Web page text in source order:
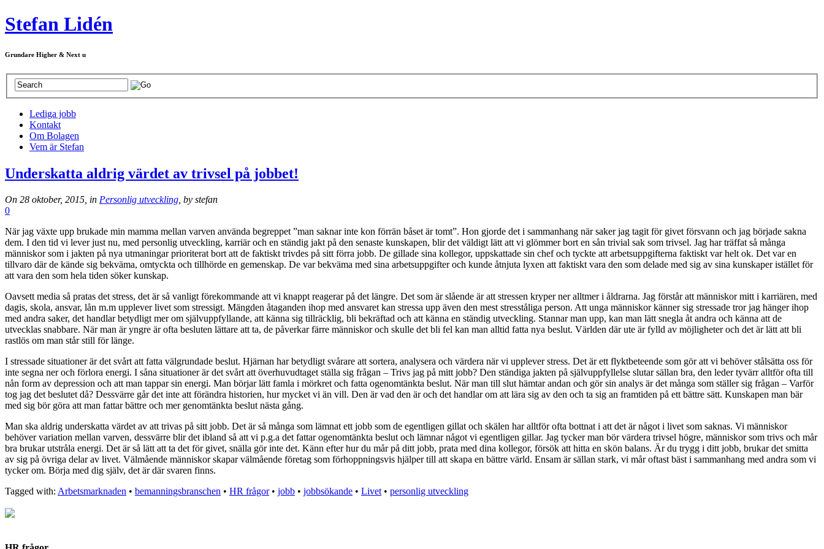
Stefan Lidén
Grundare Higher & Next u
Lediga jobb
Kontakt
Om Bolagen
Vem är Stefan
Underskatta aldrig värdet av trivsel på jobbet!
On 28 oktober, 2015, in Personlig utveckling , by stefan
0
När jag växte upp brukade min mamma mellan varven använda begreppet ”man saknar inte kon förrän båset är tomt”. Hon gjorde det i sammanhang när saker jag tagit för givet försvann och jag började sakna
dem. I den tid vi lever just nu, med personlig utveckling, karriär och en ständig jakt på den senaste kunskapen, blir det väldigt lätt att vi glömmer bort en sån trivial sak som trivsel. Jag har träffat så många
människor som i jakten på nya utmaningar prioriterat bort att de faktiskt trivdes på sitt förra jobb. De gillade sina kollegor, uppskattade sin chef och tyckte att arbetsuppgifterna faktiskt var helt ok. Det var en
tillvaro där de kände sig bekväma, omtyckta och tillhörde en gemenskap. De var bekväma med sina arbetsuppgifter och kunde åtnjuta lyxen att faktiskt vara den som delade med sig av sina kunskaper istället för
att vara den som hela tiden söker kunskap.
Oavsett media så pratas det stress, det är så vanligt förekommande att vi knappt reagerar på det längre. Det som är slående är att stressen kryper ner alltmer i åldrarna. Jag förstår att människor mitt i karriären, med
dagis, skola, ansvar, lån m.m upplever livet som stressigt. Mängden åtaganden ihop med ansvaret kan stressa upp även den mest stresståliga person. Att unga människor känner sig stressade tror jag hänger ihop
med andra saker, det handlar betydligt mer om självuppfyllande, att känna sig tillräcklig, bli bekräftad och att känna en ständig utveckling. Stannar man upp, kan man lätt snegla åt andra och känna att de
utvecklas snabbare. När man är yngre är ofta besluten lättare att ta, de påverkar färre människor och skulle det bli fel kan man alltid fatta nya beslut. Världen där ute är fylld av möjligheter och det är lätt att bli
rastlös om man står still för länge.
I stressade situationer är det svårt att fatta välgrundade beslut. Hjärnan har betydligt svårare att sortera, analysera och värdera när vi upplever stress. Det är ett flyktbeteende som gör att vi behöver stålsätta oss för
inte segna ner och förlora energi. I såna situationer är det svårt att överhuvudtaget ställa sig frågan – Trivs jag på mitt jobb? Den ständiga jakten på självuppfyllelse slutar sällan bra, den leder tyvärr alltför ofta till
nån form av depression och att man tappar sin energi. Man börjar lätt famla i mörkret och fatta ogenomtänkta beslut. När man till slut hämtar andan och gör sin analys är det många som ställer sig frågan – Varför
tog jag det beslutet då? Dessvärre går det inte att förändra historien, hur mycket vi än vill. Den är vad den är och det handlar om att lära sig av den och ta sig an framtiden på ett bättre sätt. Kunskapen man bär
med sig bör göra att man fattar bättre och mer genomtänkta beslut nästa gång.
Man ska aldrig underskatta värdet av att trivas på sitt jobb. Det är så många som lämnat ett jobb som de egentligen gillat och skälen har alltför ofta bottnat i att det är något i livet som saknas. Vi människor
behöver variation mellan varven, dessvärre blir det ibland så att vi p.g.a det fattar ogenomtänkta beslut och lämnar något vi egentligen gillar. Jag tycker man bör värdera trivsel högre, människor som trivs och mår
bra brukar utstråla energi. Det är så lätt att ta det för givet, snälla gör inte det. Känn efter hur du mår på ditt jobb, prata med dina kollegor, försök att hitta en skön balans. Är du trygg i ditt jobb, brukar det smitta
av sig på övriga delar av livet. Välmående människor skapar välmående företag som förhoppningsvis hjälper till att skapa en bättre värld. Ensam är sällan stark, vi mår oftast bäst i sammanhang med andra som vi
tycker om. Börja med dig själv, det är där svaren finns.
Tagged with: Arbetsmarknaden • bemanningsbranschen • HR frågor• jobb • jobbsökande • Livet • personlig utveckling